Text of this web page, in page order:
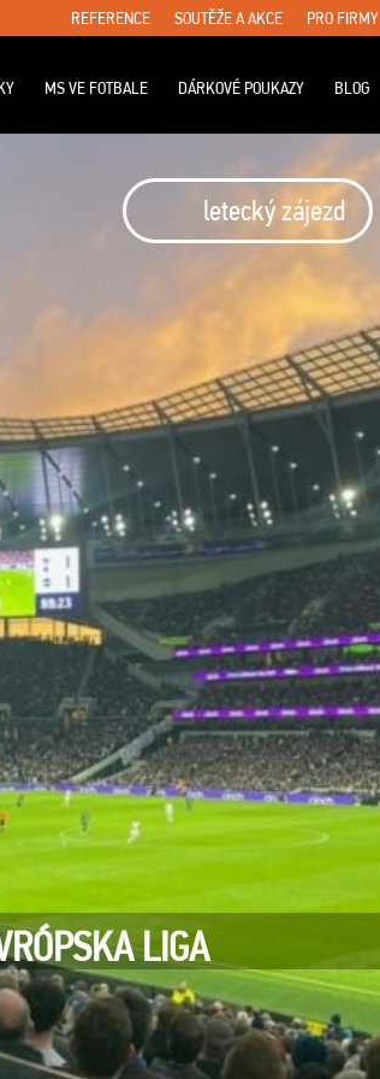
REFERENCE SOUTĚŽE A AKCE PRO FIRMY
MS VE FOTBALE DÁRKOVÉ POUKAZY BLOG
letecký zájezd
LIGA